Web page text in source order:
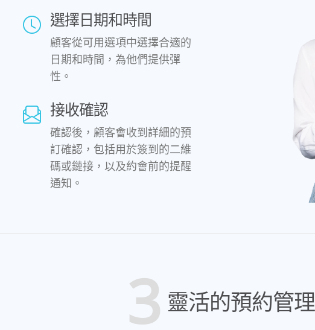
選擇日期和時間
顧客從可用選項中選擇合適的
日期和時間，為他們提供彈
性。
接收確認
確認後，顧客會收到詳細的預
訂確認，包括用於簽到的二維
碼或鏈接，以及約會前的提醒
通知。
3 靈活的預約管理